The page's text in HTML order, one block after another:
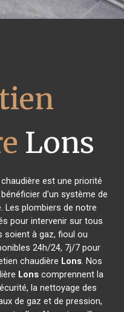
Lons
est une priorité
d'un système de
Les plombiers de notre
pour intervenir sur tous
soient à gaz, fioul ou
24h/24, 7j/7 pour
chaudière Lons. Nos
Lonscomprennent la
la nettoyage des
de gaz et de pression,